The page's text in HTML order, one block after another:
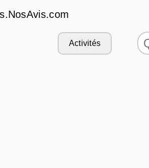
Activités